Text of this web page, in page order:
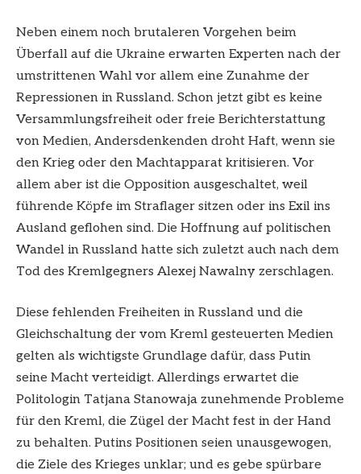
Neben einem noch brutaleren Vorgehen beim
Überfall auf die Ukraine erwarten Experten nach der
umstrittenen Wahl vor allem eine Zunahme der
Repressionen in Russland. Schon jetzt gibt es keine
Versammlungsfreiheit oder freie Berichterstattung
von Medien, Andersdenkenden droht Haft, wenn sie
den Krieg oder den Machtapparat kritisieren. Vor
allem aber ist die Opposition ausgeschaltet, weil
führende Köpfe im Straflager sitzen oder ins Exil ins
Ausland geflohen sind. Die Hoffnung auf politischen
Wandel in Russland hatte sich zuletzt auch nach dem
Tod des Kremlgegners Alexej Nawalny zerschlagen.
Diese fehlenden Freiheiten in Russland und die
Gleichschaltung der vom Kreml gesteuerten Medien
gelten als wichtigste Grundlage dafür, dass Putin
seine Macht verteidigt. Allerdings erwartet die
Politologin Tatjana Stanowaja zunehmende Probleme
für den Kreml, die Zügel der Macht fest in der Hand
zu behalten. Putins Positionen seien unausgewogen,
die Ziele des Krieges unklar; und es gebe spürbare